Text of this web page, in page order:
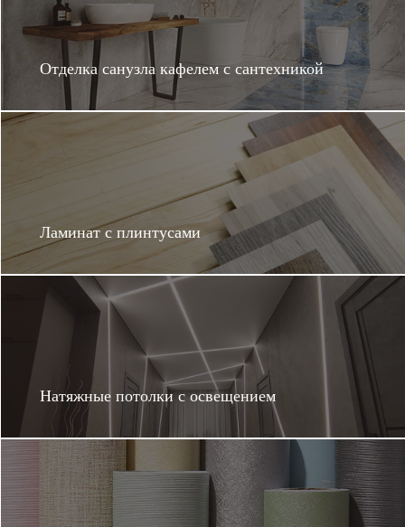
Отделка санузла кафелем с сантехникой
Ламинат с плинтусами
Натяжные потолки с освещением